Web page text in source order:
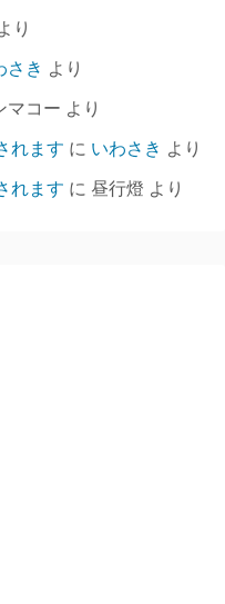
り
さき より
マコー より
れます に いわさき より
れます に 昼行燈 より